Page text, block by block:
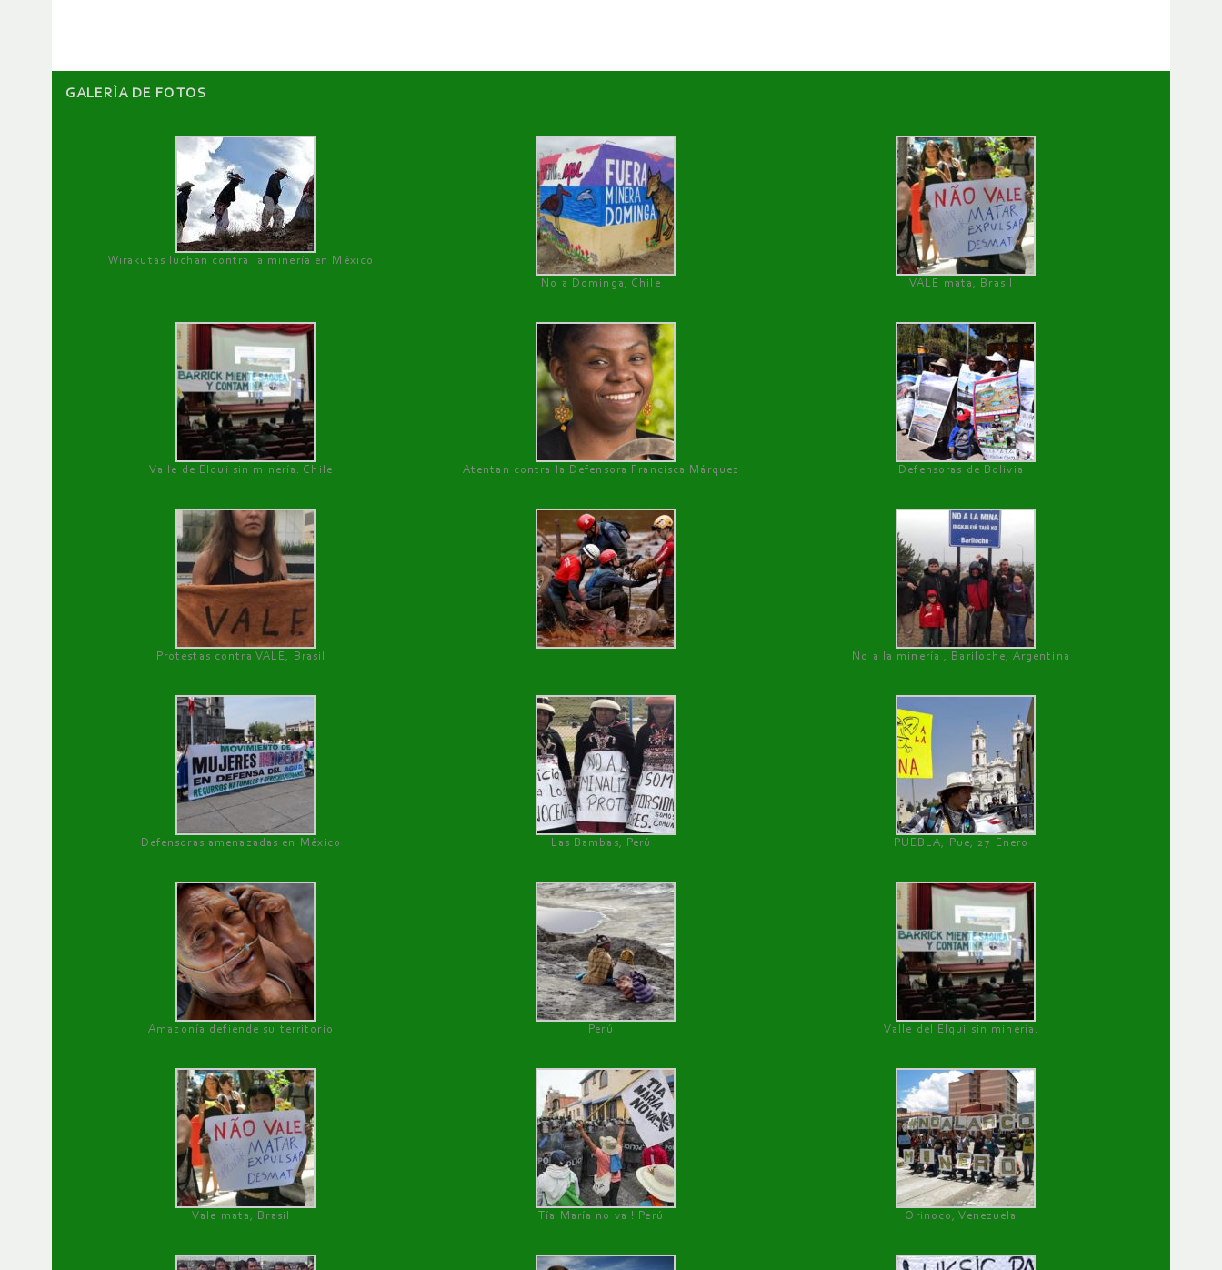
GALERÌA DE FOTOS
Wirakutas luchan contra la minería en México
No a Dominga, Chile
VALE mata, Brasil
Valle de Elqui sin minería. Chile Atentan contra la Defensora Francisca Márquez Defensoras de Bolivia
Protestas contra VALE, Brasil No a la minería , Bariloche, Argentina
Defensoras amenazadas en México Las Bambas, Perú PUEBLA, Pue, 27 Enero
Amazonía defiende su territorio Perú Valle del Elqui sin minería.
Vale mata, Brasil Tía María no va ! Perú Orinoco, Venezuela